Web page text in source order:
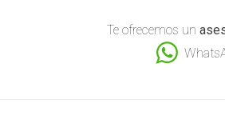
Te ofrecemos un